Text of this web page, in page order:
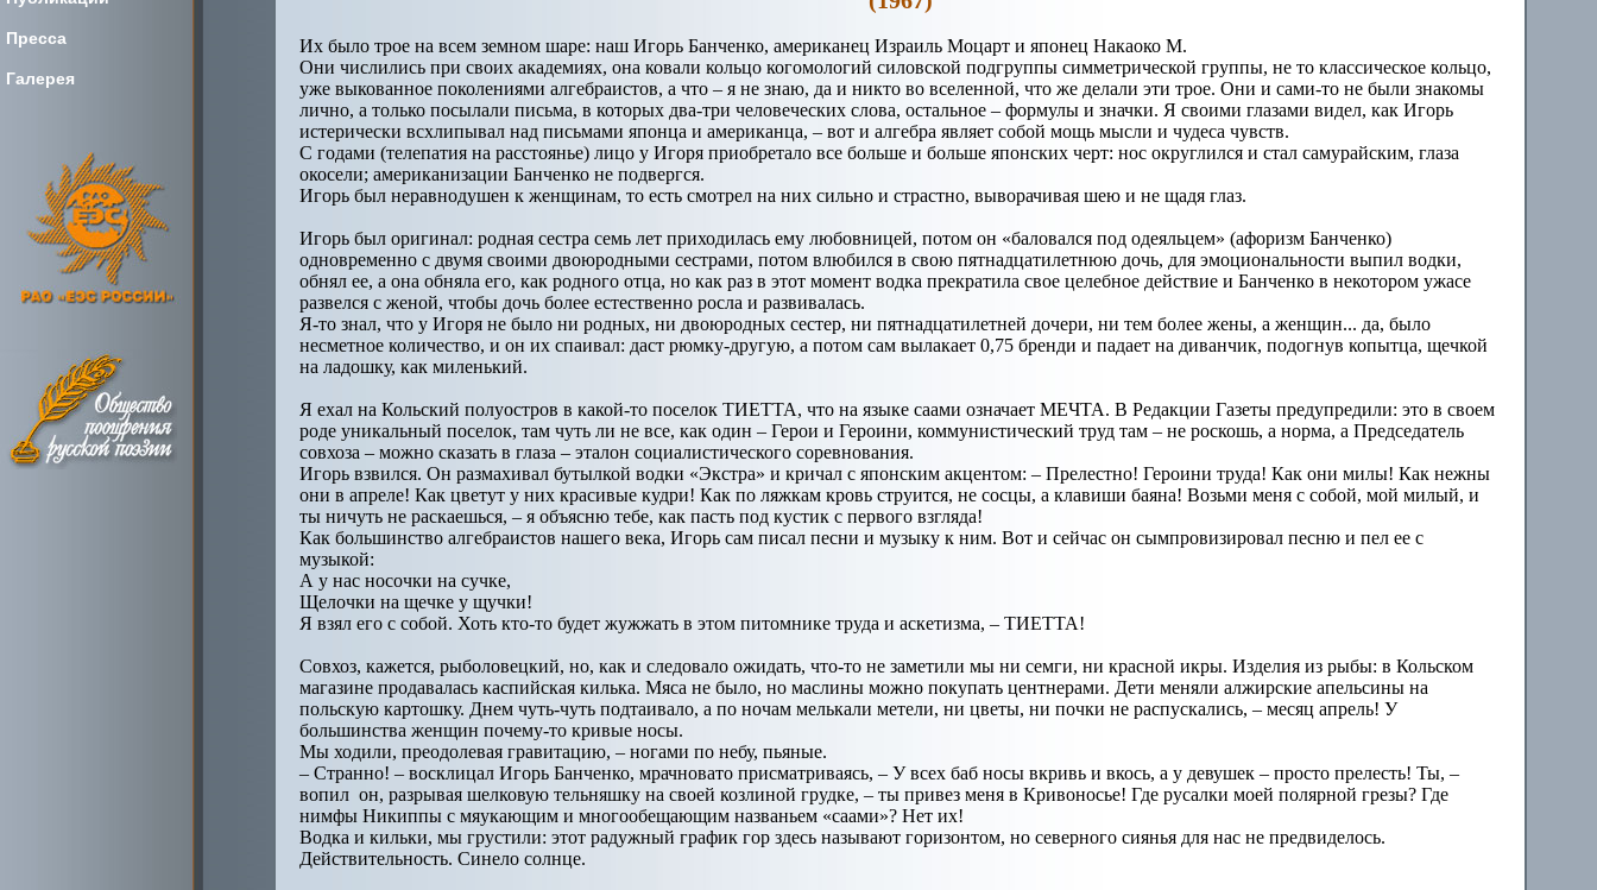
Пресса
Галерея
Их было трое на всем земном шаре: наш Игорь Банченко, американец Израиль Моцарт и японец Накаоко М.
Они числились при своих академиях, она ковали кольцо когомологий силовской подгруппы симметрической группы, не то классическое кольцо,
уже выкованное поколениями алгебраистов, а что – я не знаю, да и никто во вселенной, что же делали эти трое. Они и сами-то не были знакомы
лично, а только посылали письма, в которых два-три человеческих слова, остальное – формулы и значки. Я своими глазами видел, как Игорь
истерически всхлипывал над письмами японца и американца, – вот и алгебра являет собой мощь мысли и чудеса чувств.
С годами (телепатия на расстоянье) лицо у Игоря приобретало все больше и больше японских черт: нос округлился и стал самурайским, глаза
окосели; американизации Банченко не подвергся.
Игорь был неравнодушен к женщинам, то есть смотрел на них сильно и страстно, выворачивая шею и не щадя глаз.
Игорь был оригинал: родная сестра семь лет приходилась ему любовницей, потом он «баловался под одеяльцем» (афоризм Банченко)
одновременно с двумя своими двоюродными сестрами, потом влюбился в свою пятнадцатилетнюю дочь, для эмоциональности выпил водки,
обнял ее, а она обняла его, как родного отца, но как раз в этот момент водка прекратила свое целебное действие и Банченко в некотором ужасе
развелся с женой, чтобы дочь более естественно росла и развивалась.
Я-то знал, что у Игоря не было ни родных, ни двоюродных сестер, ни пятнадцатилетней дочери, ни тем более жены, а женщин... да, было
несметное количество, и он их спаивал: даст рюмку-другую, а потом сам вылакает 0,75 бренди и падает на диванчик, подогнув копытца, щечкой
на ладошку, как миленький.
Я ехал на Кольский полуостров в какой-то поселок ТИЕТТА, что на языке саами означает МЕЧТА. В Редакции Газеты предупредили: это в своем
роде уникальный поселок, там чуть ли не все, как один – Герои и Героини, коммунистический труд там – не роскошь, а норма, а Председатель
совхоза – можно сказать в глаза – эталон социалистического соревнования.
Игорь взвился. Он размахивал бутылкой водки «Экстра» и кричал с японским акцентом: – Прелестно! Героини труда! Как они милы! Как нежны
они в апреле! Как цветут у них красивые кудри! Как по ляжкам кровь струится, не сосцы, а клавиши баяна! Возьми меня с собой, мой милый, и
ты ничуть не раскаешься, – я объясню тебе, как пасть под кустик с первого взгляда!
Как большинство алгебраистов нашего века, Игорь сам писал песни и музыку к ним. Вот и сейчас он сымпровизировал песню и пел ее с
музыкой:
А у нас носочки на сучке,
Щелочки на щечке у щучки!
Я взял его с собой. Хоть кто-то будет жужжать в этом питомнике труда и аскетизма, – ТИЕТТА!
Совхоз, кажется, рыболовецкий, но, как и следовало ожидать, что-то не заметили мы ни семги, ни красной икры. Изделия из рыбы: в Кольском
магазине продавалась каспийская килька. Мяса не было, но маслины можно покупать центнерами. Дети меняли алжирские апельсины на
польскую картошку. Днем чуть-чуть подтаивало, а по ночам мелькали метели, ни цветы, ни почки не распускались, – месяц апрель! У
большинства женщин почему-то кривые носы.
Мы ходили, преодолевая гравитацию, – ногами по небу, пьяные.
– Странно! – восклицал Игорь Банченко, мрачновато присматриваясь, – У всех баб носы вкривь и вкось, а у девушек – просто прелесть! Ты, –
вопил он, разрывая шелковую тельняшку на своей козлиной грудке, – ты привез меня в Кривоносье! Где русалки моей полярной грезы? Где
нимфы Никиппы с мяукающим и многообещающим названьем «саами»? Нет их!
Водка и кильки, мы грустили: этот радужный график гор здесь называют горизонтом, но северного сиянья для нас не предвиделось.
Действительность. Синело солнце.